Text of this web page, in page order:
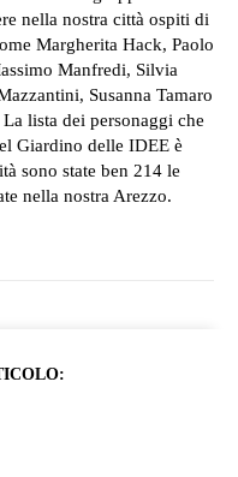
nella nostra città ospiti di
Margherita Hack, Paolo
Manfredi, Silvia
Susanna Tamaro
lista dei personaggi che
Giardino delle IDEE è
sono state ben 214 le
nella nostra Arezzo.